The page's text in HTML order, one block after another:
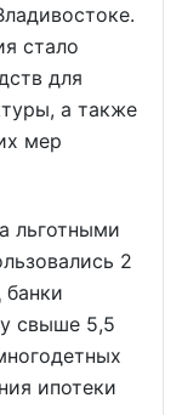
стало
для
а также
мер
льготными
2
свыше 5,5
ипотеки